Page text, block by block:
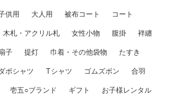
供用 大人用 被布コート コート
木札・アクリル札 女性小物 腹掛 袢纏
子 提灯 巾着・その他袋物 たすき
ボシャツ Tシャツ ゴムズボン 合羽
壱五○ブランド ギフト お子様レンタル